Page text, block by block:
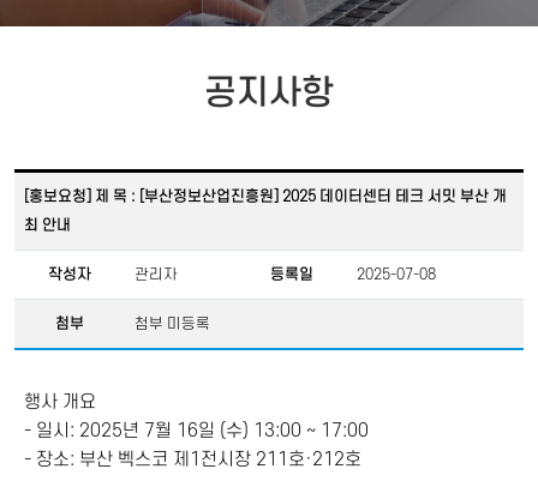
공지사항
[홍보요청] 제 목 : [부산정보산업진흥원] 2025 데이터센터 테크 서밋 부산 개
최 안내
작성자 관리자 등록일 2025-07-08
첨부 첨부 미등록
행사 개요
- 일시: 2025년 7월 16일 (수) 13:00 ~ 17:00
- 장소: 부산 벡스코 제1전시장 211호·212호